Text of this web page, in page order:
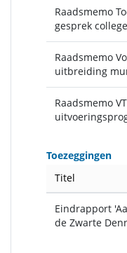
Raadsmemo
gesprek
Raadsmemo
uitbreiding
Raadsmemo
Toezeggingen
Titel
Eindrapport
de Zwarte